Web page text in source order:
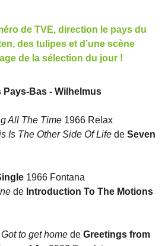
de TVE, direction le pays du
des tulipes et d’une scène
de la sélection du jour !
Pays-Bas - Wilhelmus
All The Time 1966 Relax
Is The Other Side Of Life de Seven
1966 Fontana
de Introduction To The Motions
Got to get home de Greetings from